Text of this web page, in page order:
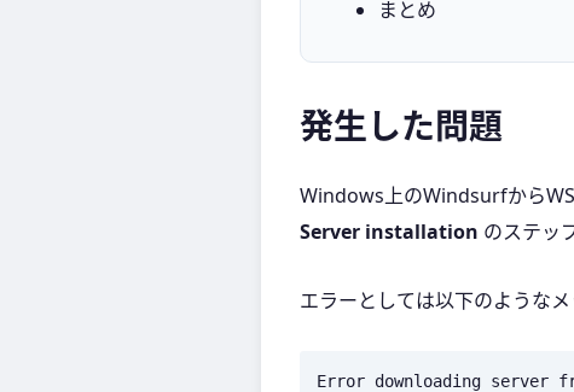
まとめ
発生した問題
Windows上のWindsurfから
Server installation のステッ
エラーとしては以下のようなメ
Error downloading server